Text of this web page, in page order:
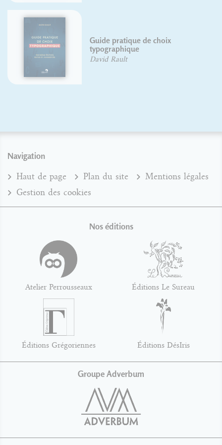
de choix
Navigation
Haut de page Plan du site
Mentions légales
Gestion des cookies
Nos éditions
Atelier Perrousseaux Éditions Le Sureau
Éditions Grégoriennes Éditions DésIris
Groupe Adverbum